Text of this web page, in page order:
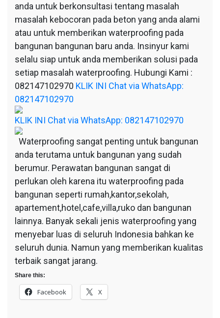
anda untuk berkonsultasi tentang masalah
masalah kebocoran pada beton yang anda alami
atau untuk memberikan waterproofing pada
bangunan bangunan baru anda. Insinyur kami
selalu siap untuk anda memberikan solusi pada
setiap masalah waterproofing. Hubungi Kami :
082147102970 KLIK INI Chat via WhatsApp:
082147102970
KLIK INI Chat via WhatsApp: 082147102970
Waterproofing sangat penting untuk bangunan
anda terutama untuk bangunan yang sudah
berumur. Perawatan bangunan sangat di
perlukan oleh karena itu waterproofing pada
bangunan seperti rumah,kantor,sekolah,
apartement,hotel,cafe,villa,ruko dan bangunan
lainnya. Banyak sekali jenis waterproofing yang
menyebar luas di seluruh Indonesia bahkan ke
seluruh dunia. Namun yang memberikan kualitas
terbaik sangat jarang.
Share this:
Facebook X